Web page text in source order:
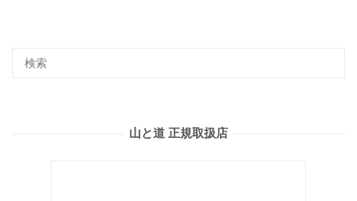
山と道 正規取扱店